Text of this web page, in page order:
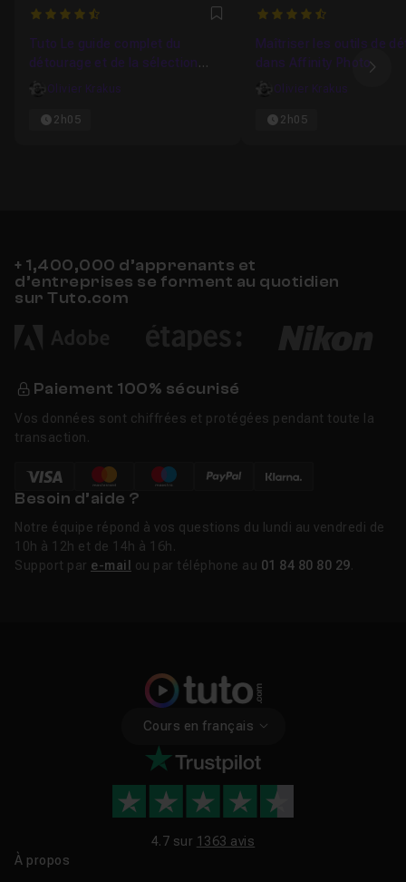
4.6666666666667 Favori
Tuto Le guide complet du
détourage et de la sélection
dans Photoshop en 2025
Olivier Krakus
2h05
4.7142857142857
Maîtriser les outils de
dans Affinity Photo
Olivier Krakus
2h05
+ 1,400,000 d’apprenants et
d’entreprises se forment au quotidien
sur Tuto.com
Paiement 100% sécurisé
Vos données sont chiffrées et protégées pendant toute la
transaction.
Besoin d’aide ?
Notre équipe répond à vos questions du lundi au vendredi de
10h à 12h et de 14h à 16h.
Support par e-mail ou par téléphone au 01 84 80 80 29
Cours en français
4.7 sur 1363 avis
À propos